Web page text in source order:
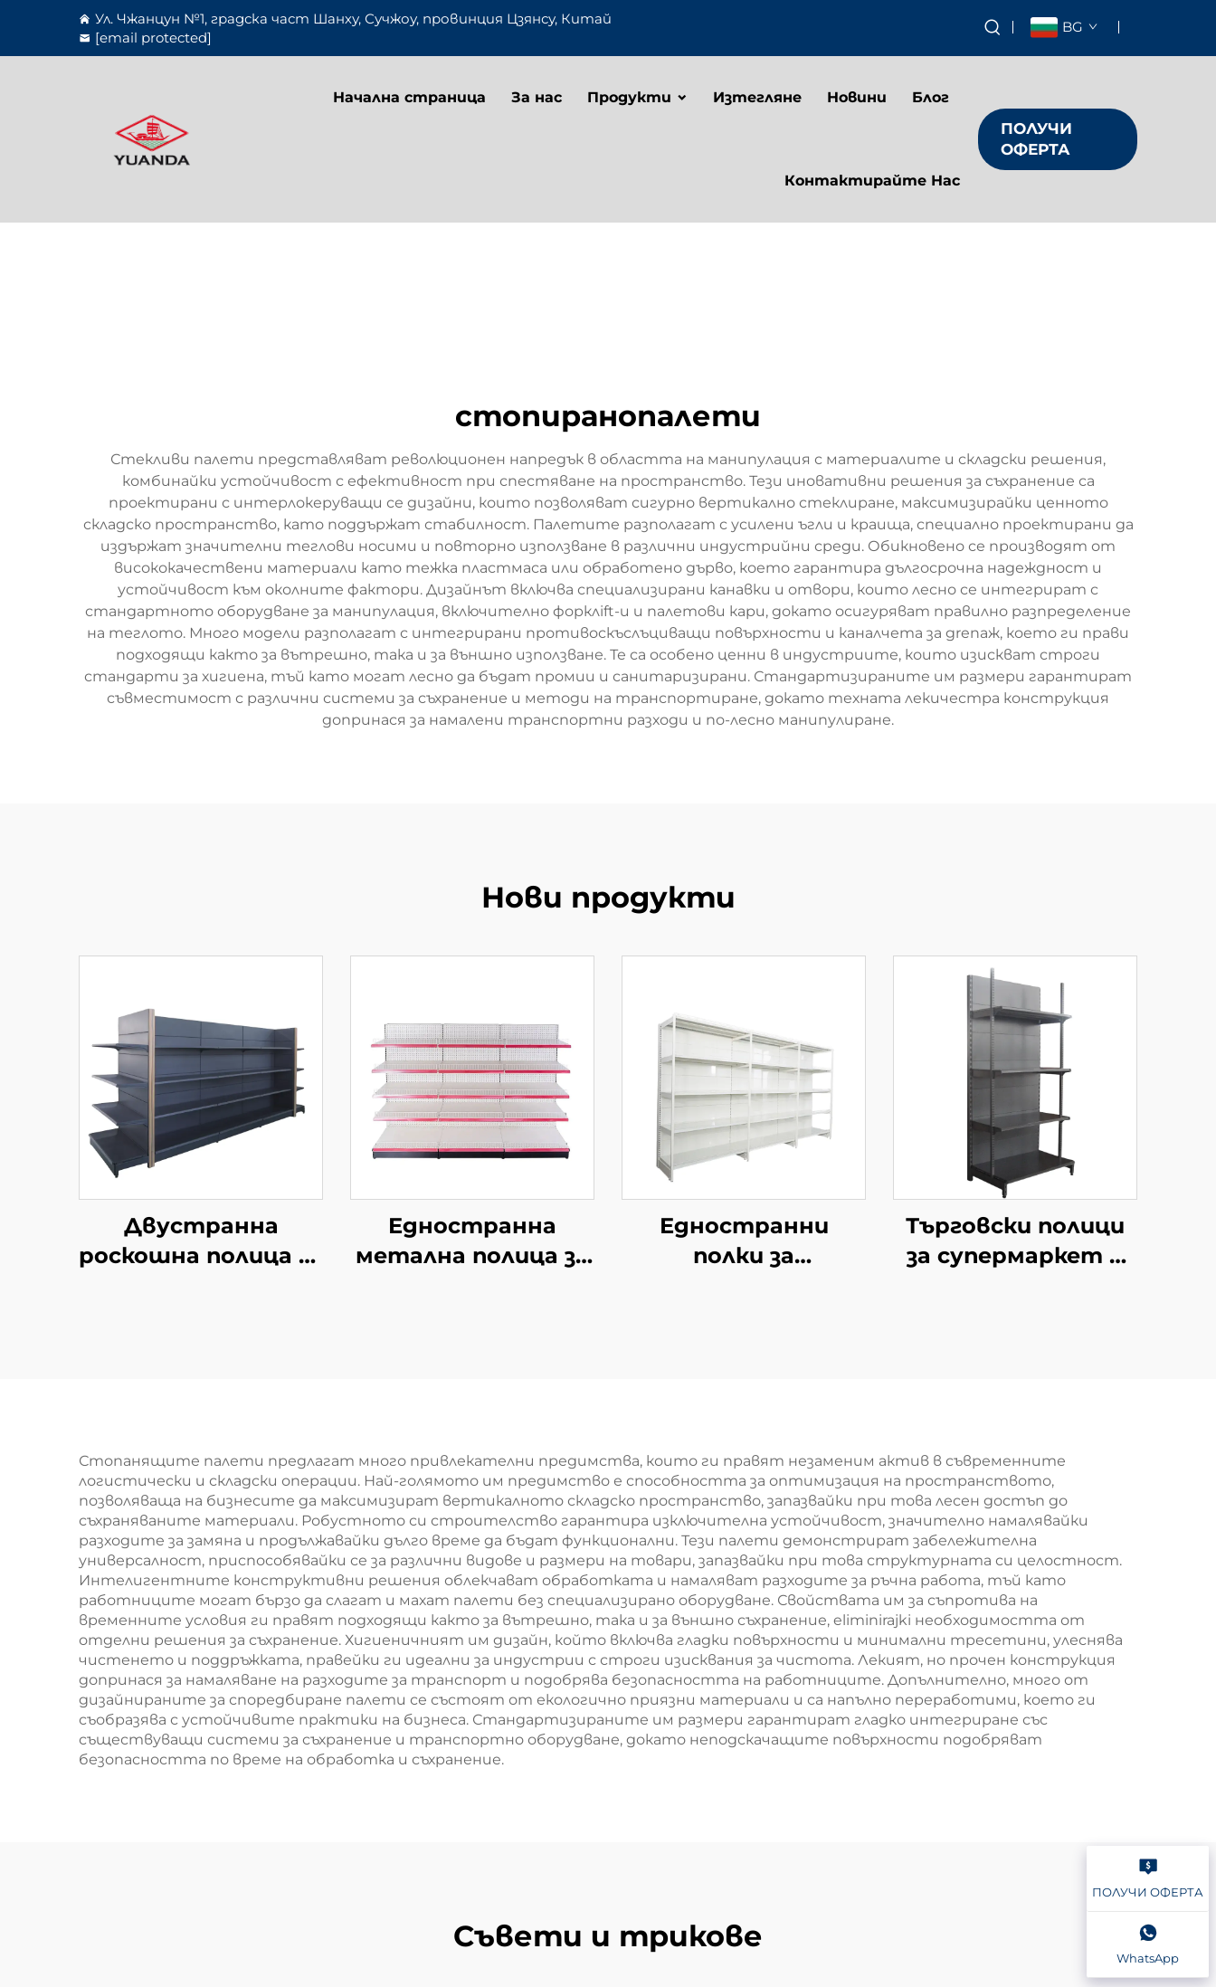
Ул. Чжанцун №1, градска част Шанху, Сучжоу, провинция Цзянсу, Китай
[email protected]
BG
Начална страница За нас Продукти Изтегляне Новини Блог
Контактирайте Нас
ПОЛУЧИ
ОФЕРТА
стопиранопалети
Стекливи палети представляват революционен напредък в областта на манипулация с материалите и складски решения,
комбинайки устойчивост с ефективност при спестяване на пространство. Тези иновативни решения за съхранение са
проектирани с интерлокеруващи се дизайни, които позволяват сигурно вертикално стеклиране, максимизирайки ценното
складско пространство, като поддържат стабилност. Палетите разполагат с усилени ъгли и краища, специално проектирани да
издържат значителни теглови носими и повторно използване в различни индустрийни среди. Обикновено се производят от
висококачествени материали като тежка пластмаса или обработено дърво, което гарантира дългосрочна надеждност и
устойчивост към околните фактори. Дизайнът включва специализирани канавки и отвори, които лесно се интегрират с
стандартното оборудване за манипулация, включително форклift-и и палетови кари, докато осигуряват правилно разпределение
на теглото. Много модели разполагат с интегрирани противоскъслъциващи повърхности и каналчета за дrenaж, което ги прави
подходящи както за вътрешно, така и за външно използване. Те са особено ценни в индустриите, които изискват строги
стандарти за хигиена, тъй като могат лесно да бъдат промии и санитаризирани. Стандартизираните им размери гарантират
съвместимост с различни системи за съхранение и методи на транспортиране, докато техната лекичестра конструкция
допринася за намалени транспортни разходи и по-лесно манипулиране.
Нови продукти
Двустранна
роскошна полица за
Едностранна
метална полица за
Едностранни
полки за
Търговски полици
за супермаркет и
Стопанящите палети предлагат много привлекателни предимства, които ги правят незаменим актив в съвременните
логистически и складски операции. Най-голямото им предимство е способността за оптимизация на пространството,
позволяваща на бизнесите да максимизират вертикалното складско пространство, запазвайки при това лесен достъп до
съхраняваните материали. Робустното си строителство гарантира изключителна устойчивост, значително намалявайки
разходите за замяна и продължавайки дълго време да бъдат функционални. Тези палети демонстрират забележителна
универсалност, приспособявайки се за различни видове и размери на товари, запазвайки при това структурната си целостност.
Интелигентните конструктивни решения облекчават обработката и намаляват разходите за ръчна работа, тъй като
работниците могат бързо да слагат и махат палети без специализирано оборудване. Свойствата им за съпротива на
временните условия ги правят подходящи както за вътрешно, така и за външно съхранение, eliminirajki необходимостта от
отделни решения за съхранение. Хигиеничният им дизайн, който включва гладки повърхности и минимални тресетини, улеснява
чистенето и поддръжката, правейки ги идеални за индустрии с строги изисквания за чистота. Лекият, но прочен конструкция
допринася за намаляване на разходите за транспорт и подобрява безопасността на работниците. Допълнително, много от
дизайнираните за споредбиране палети се състоят от екологично приязни материали и са напълно переработими, което ги
съобразява с устойчивите практики на бизнеса. Стандартизираните им размери гарантират гладко интегриране със
съществуващи системи за съхранение и транспортно оборудване, докато неподскачащите повърхности подобряват
безопасността по време на обработка и съхранение.
Съвети и трикове
ПОЛУЧИ ОФЕРТА
WhatsApp